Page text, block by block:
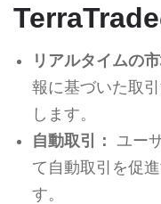
リアルタイムの
報に基づいた取
します。
自動取引：
ユー
て自動取引を促
す。